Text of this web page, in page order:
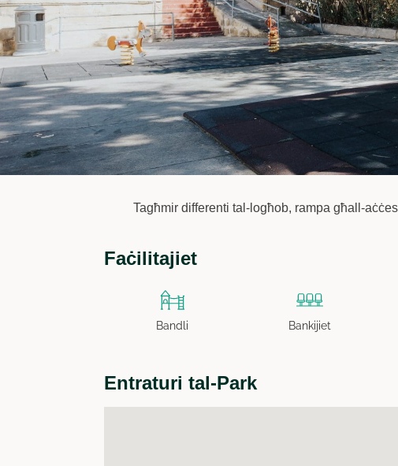
Tagħmir differenti tal-logħob, rampa għall-
Faċilitajiet
Bandli Bankijiet
Entraturi tal-Park